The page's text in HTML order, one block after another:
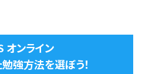
オンライン
強方法を選ぼう！